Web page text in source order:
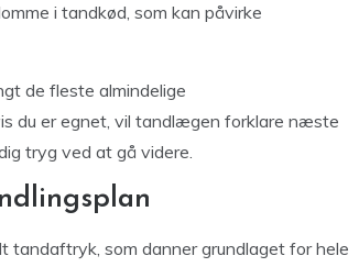
i tandkød, som kan påvirke
de fleste almindelige
du er egnet, vil tandlægen forklare næste
tryg ved at gå videre.
som danner grundlaget for hele